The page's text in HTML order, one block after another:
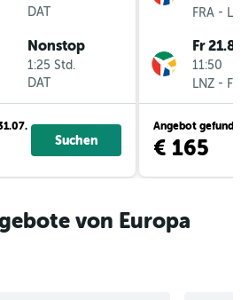
DAT
Nonstop
1:25 Std.
DAT
Suchen
FRA - LNZ
Fr 21.8.
11:50
LNZ - FRA
Angebot gefunden
€ 165
von Europa